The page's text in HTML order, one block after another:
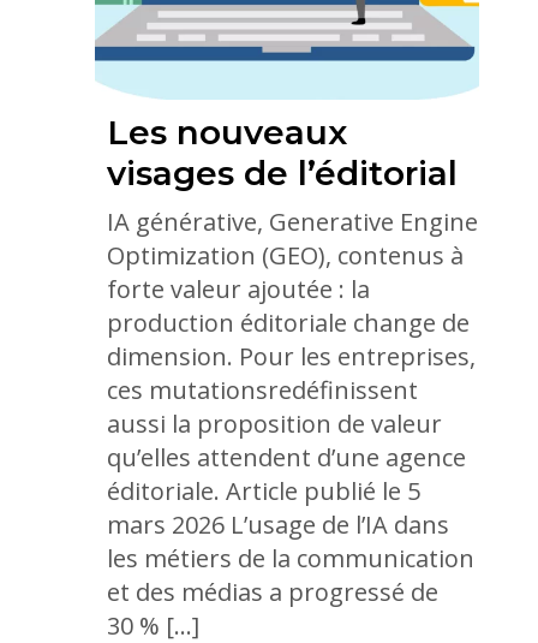
Les nouveaux
visages de l’éditorial
IA générative, Generative Engine
Optimization (GEO), contenus à
forte valeur ajoutée : la
production éditoriale change de
dimension. Pour les entreprises,
ces mutationsredéfinissent
aussi la proposition de valeur
qu’elles attendent d’une agence
éditoriale. Article publié le 5
mars 2026 L’usage de l’IA dans
les métiers de la communication
et des médias a progressé de
30 % […]